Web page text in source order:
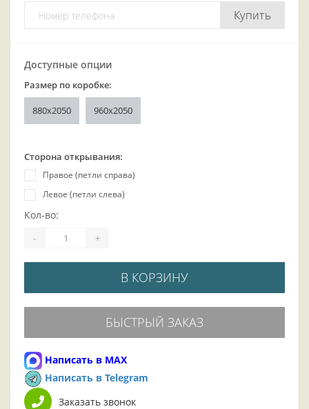
Купить
Доступные опции
Размер по коробке:
880x2050 960x2050
Сторона открывания:
Правое (петли справа)
Левое (петли слева)
Кол-во:
- +
В КОРЗИНУ
БЫСТРЫЙ ЗАКАЗ
Написать в MAX
Написать в Telegram
Заказать звонок